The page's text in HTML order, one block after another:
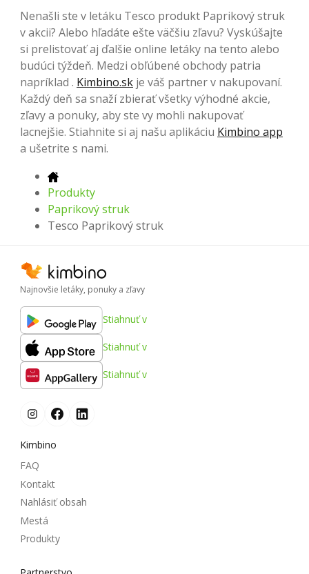
Nenašli ste v letáku Tesco produkt Paprikový struk
v akcii? Alebo hľadáte ešte väčšiu zľavu? Vyskúšajte
si prelistovať aj ďalšie online letáky na tento alebo
budúci týždeň. Medzi obľúbené obchody patria
napríklad . Kimbino.sk je váš partner v nakupovaní.
Každý deň sa snaží zbierať všetky výhodné akcie,
zľavy a ponuky, aby ste vy mohli nakupovať
lacnejšie. Stiahnite si aj našu aplikáciu Kimbino app
a ušetrite s nami.
Produkty
Paprikový struk
Tesco Paprikový struk
Najnovšie letáky, ponuky a zľavy
Stiahnuť v
Stiahnuť v
Stiahnuť v
Kimbino
FAQ
Kontakt
Nahlásiť obsah
Mestá
Produkty